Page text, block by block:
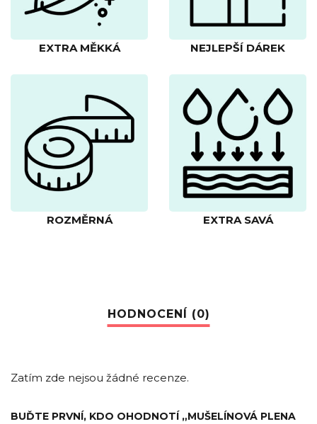
EXTRA MĚKKÁ NEJLEPŠÍ DÁREK
ROZMĚRNÁ EXTRA SAVÁ
Zatím zde nejsou žádné recenze.
BUĎTE PRVNÍ, KDO OHODNOTÍ „MUŠELÍNOVÁ PLENA